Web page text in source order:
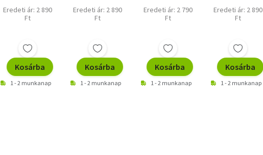
Eredeti ár: 2 890
Ft
Kosárba
1 - 2 munkanap
Eredeti ár: 2 890
Ft
Kosárba
1 - 2 munkanap
Eredeti ár: 2 790
Ft
Kosárba
1 - 2 munkanap
Eredeti ár: 2 890
Ft
Kosárba
1 - 2 munkanap